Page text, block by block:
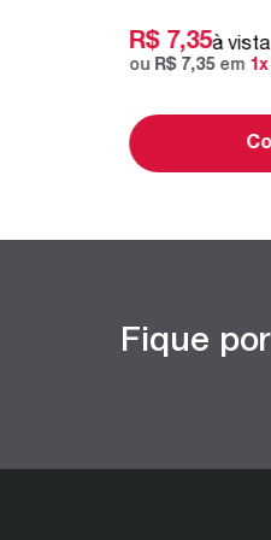
R$ 7,35à vista
ou R$ 7,35em 1x
Fique